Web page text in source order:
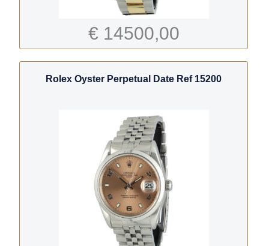
€ 14500,00
Rolex Oyster Perpetual Date Ref 15200